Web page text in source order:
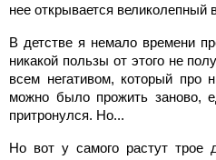
нее открывается великолепный
В детстве я немало времени
никакой пользы от этого не
всем негативом, который про
можно было прожить
притронулся. Но...
Но вот у самого растут трое